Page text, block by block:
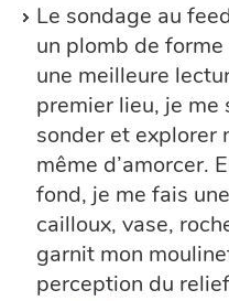
Le sondage au
un plomb de
une meilleure
premier lieu, je
sonder et explorer
même d’amorcer.
fond, je me fais
cailloux, vase,
garnit mon
perception du